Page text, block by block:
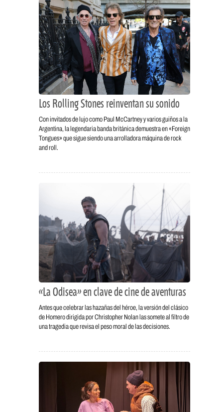
Los Rolling Stones reinventan su sonido
Con invitados de lujo como Paul McCartney y varios guiños a la
Argentina, la legendaria banda británica demuestra en «Foreign
Tongues» que sigue siendo una arrolladora máquina de rock
and roll.
«La Odisea» en clave de cine de aventuras
Antes que celebrar las hazañas del héroe, la versión del clásico
de Homero dirigida por Christopher Nolan las somete al filtro de
una tragedia que revisa el peso moral de las decisiones.